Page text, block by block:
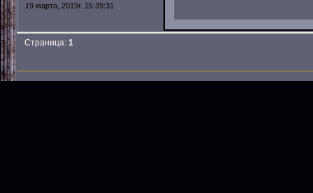
19 марта, 2019г. 15:39:31
Страница:1